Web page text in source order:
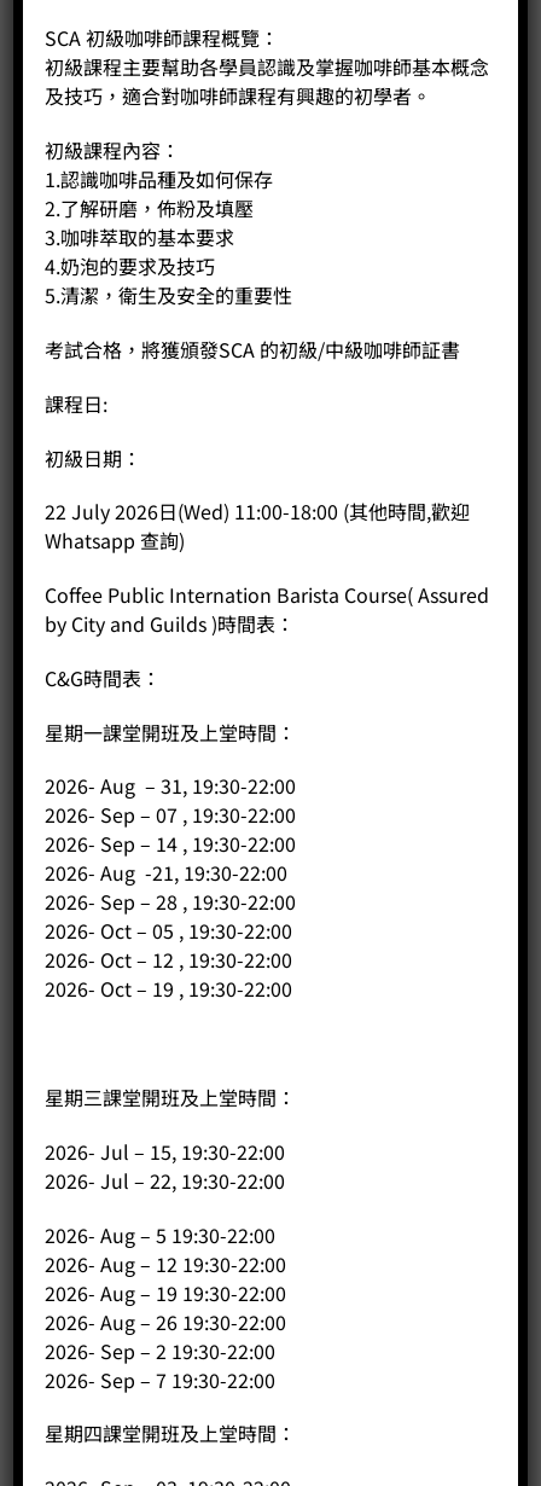
- +
350cc 圓嘴斜口拉花缸 (淺粉紅)
Price: HK$
-
BUY NOW
SCA 初級咖啡師課程概覽：
初級課程主要幫助各學員認識及掌握咖啡師基本概念
及技巧，適合對咖啡師課程有興趣的初學者。
初級課程內容：
1.認識咖啡品種及如何保存
2.了解研磨，佈粉及填壓
3.咖啡萃取的基本要求
4.奶泡的要求及技巧
5.清潔，衛生及安全的重要性
考試合格，將獲頒發SCA 的初級/中級咖啡師証書
課程日:
初級日期：
22 July 2026日(Wed) 11:00-18:00 (其他時間,歡迎
Whatsapp 查詢)
Coffee Public Internation Barista Course( Assured
by City and Guilds )時間表：
C&G時間表：
星期一課堂開班及上堂時間：
2026- Aug – 31, 19:30-22:00
2026- Sep – 07 , 19:30-22:00
2026- Sep – 14 , 19:30-22:00
2026- Aug -21, 19:30-22:00
2026- Sep – 28 , 19:30-22:00
2026- Oct – 05 , 19:30-22:00
2026- Oct – 12 , 19:30-22:00
2026- Oct – 19 , 19:30-22:00
星期三課堂開班及上堂時間：
2026- Jul – 15, 19:30-22:00
2026- Jul – 22, 19:30-22:00
2026- Aug – 5 19:30-22:00
2026- Aug – 12 19:30-22:00
2026- Aug – 19 19:30-22:00
2026- Aug – 26 19:30-22:00
2026- Sep – 2 19:30-22:00
2026- Sep – 7 19:30-22:00
星期四課堂開班及上堂時間：